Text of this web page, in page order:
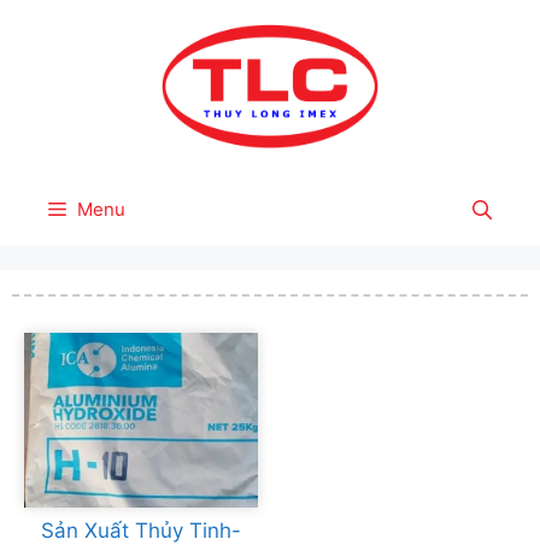
Menu
Sản Xuất Thủy Tinh-